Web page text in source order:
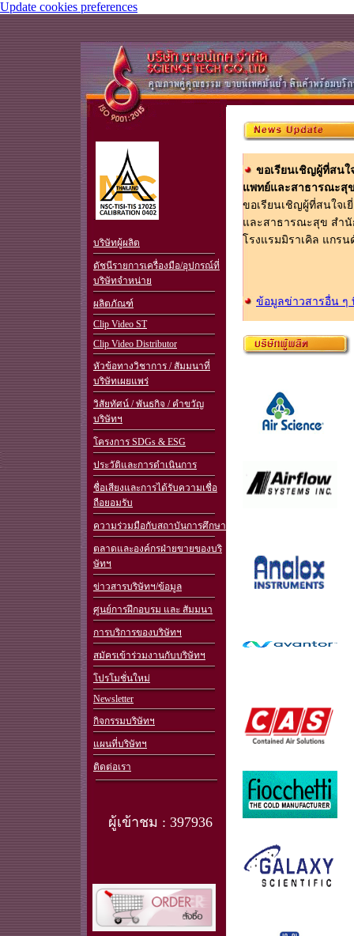
Update cookies preferences
.
บริษัทผู้ผลิต
ดัชนีรายการเครื่องมือ/อุปกรณ์ที่
บริษัทจำหน่าย
ผลิตภัณฑ์
Clip Video ST
Clip Video Distributor
หัวข้อทางวิชาการ / สัมมนาที่
บริษัทเผยแพร่
วิสัยทัศน์ / พันธกิจ / คำขวัญ
บริษัทฯ
โครงการ SDGs & ESG
ประวัติและการดำเนินการ
ชื่อเสียงและการได้รับความเชื่อ
ถือยอมรับ
ความร่วมมือกับสถาบันการศึกษา
ตลาดและองค์กรฝ่ายขายของบริ
ษัทฯ
ข่าวสารบริษัทฯ/ข้อมูล
ศูนย์การฝึกอบรม และ สัมมนา
การบริการของบริษัทฯ
สมัครเข้าร่วมงานกับบริษัทฯ
โปรโมชั่นใหม่
Newsletter
กิจกรรมบริษัทฯ
แผนที่บริษัทฯ
ติดต่อเรา
ผู้เข้าชม : 397936
ขอเรียนเชิญผู้ที่สนใ
แพทย์และสาธารณะสุ
ขอเรียนเชิญผู้ที่สนใจเ
และสาธารณะสุข สำนั
โรงแรมมิราเคิล แกร
ข้อมูลข่าวสารอื่น ๆ